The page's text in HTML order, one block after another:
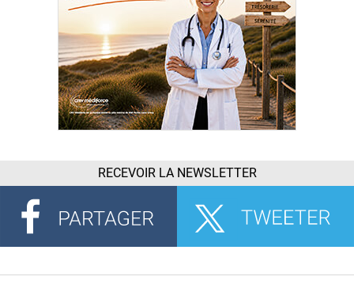
RECEVOIR LA NEWSLETTER